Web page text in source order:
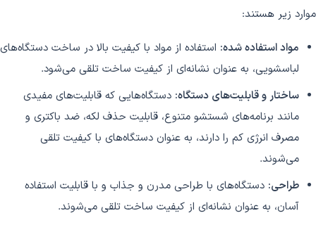
موارد زیر هستند:
مواد استفاده شده: استفاده از مواد با کیفیت بالا در ساخت دستگاه‌های
لباسشویی، به عنوان نشانه‌ای از کیفیت ساخت تلقی می‌شود.
ساختار و قابلیت‌های دستگاه: دستگاه‌هایی که قابلیت‌های مفیدی
مانند برنامه‌های شستشو متنوع، قابلیت حذف لکه، ضد باکتری و
مصرف انرژی کم را دارند، به عنوان دستگاه‌های با کیفیت تلقی
می‌شوند.
طراحی: دستگاه‌های با طراحی مدرن و جذاب و با قابلیت استفاده
آسان، به عنوان نشانه‌ای از کیفیت ساخت تلقی می‌شوند.